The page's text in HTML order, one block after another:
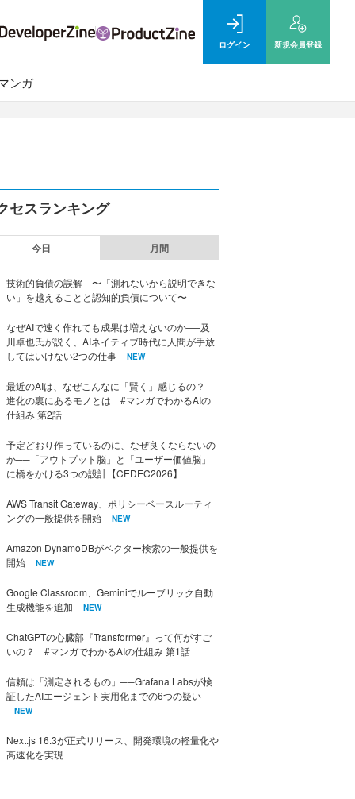
ログイン 新規会員登録
ンガ
セスランキング
今日 月間
技術的負債の誤解 〜「測れないから説明できな
い」を越えることと認知的負債について〜
なぜAIで速く作れても成果は増えないのか──及
川卓也氏が説く、AIネイティブ時代に人間が手放
してはいけない2つの仕事
NEW
最近のAIは、なぜこんなに「賢く」感じるの？
進化の裏にあるモノとは #マンガでわかるAIの
仕組み 第2話
予定どおり作っているのに、なぜ良くならないの
か──「アウトプット脳」と「ユーザー価値脳」
に橋をかける3つの設計【CEDEC2026】
AWS Transit Gateway、ポリシーベースルーティ
ングの一般提供を開始
NEW
Amazon DynamoDBがベクター検索の一般提供を
開始
NEW
Google Classroom、Geminiでルーブリック自動
生成機能を追加
NEW
ChatGPTの心臓部『Transformer』って何がすご
いの？ #マンガでわかるAIの仕組み 第1話
信頼は「測定されるもの」──Grafana Labsが検
証したAIエージェント実用化までの6つの疑い
NEW
Next.js 16.3が正式リリース、開発環境の軽量化や
高速化を実現